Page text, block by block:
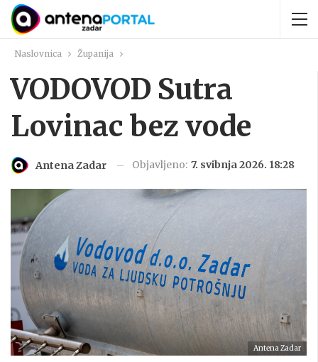
Naslovnica Županija
VODOVOD Sutra
Lovinac bez vode
Antena Zadar Objavljeno: 7. svibnja 2026. 18:28
Antena Zadar